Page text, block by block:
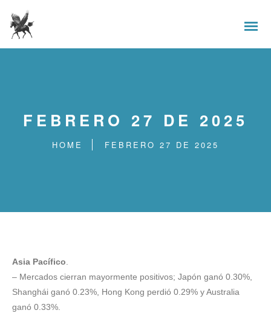
FEBRERO 27 DE 2025
HOME FEBRERO 27 DE 2025
Asia Pacífico
– Mercados cierran mayormente positivos; Japón ganó 0.30%,
Shanghái ganó 0.23%, Hong Kong perdió 0.29% y Australia
ganó 0.33%.